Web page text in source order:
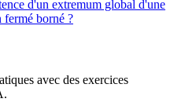
d'un extremum global d'une
borné ?
avec des exercices